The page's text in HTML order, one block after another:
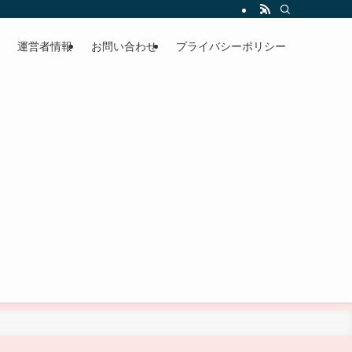
運営者情報 お問い合わせ プライバシーポリシー